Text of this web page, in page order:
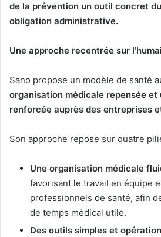
de la prévention un outil concret
obligation administrative.
Une approche recentrée sur
Sano propose un modèle de santé
organisation médicale repensée et
renforcée auprès des entreprises
Son approche repose sur quatre
Une organisation médicale
favorisant le travail en équipe
professionnels de santé, afin
de temps médical utile.
Des outils simples et